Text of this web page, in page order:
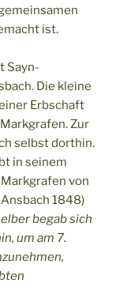
ist.
Sayn-
Die kleine
Erbschaft
Zur
selbst dorthin.
in seinem
von
1848)
begab sich
um am 7.